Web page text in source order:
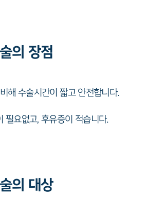
의 장점
해 수술시간이 짧고 안전합니다.
필요없고, 후유증이 적습니다.
의 대상